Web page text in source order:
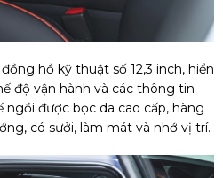
hồ kỹ thuật số 12,3 inch, hiển
độ vận hành và các thông tin
ngồi được bọc da cao cấp, hàng
có sưởi, làm mát và nhớ vị trí.